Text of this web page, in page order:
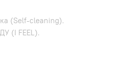
(Self-cleaning).
(I FEEL).